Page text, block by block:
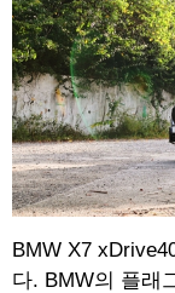
BMW X7
다. BMW의 플래